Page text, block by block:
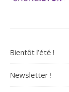
Bientôt l’été !
Newsletter !